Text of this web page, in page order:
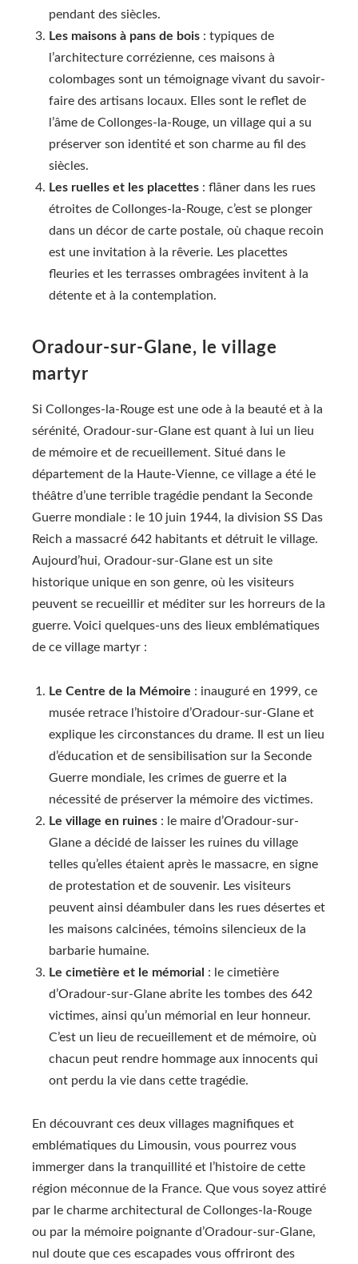
pendant des siècles.
Les maisons à pans de bois : typiques de
l’architecture corrézienne, ces maisons à
colombages sont un témoignage vivant du savoir-
faire des artisans locaux. Elles sont le reflet de
l’âme de Collonges-la-Rouge, un village qui a su
préserver son identité et son charme au fil des
siècles.
Les ruelles et les placettes : flâner dans les rues
étroites de Collonges-la-Rouge, c’est se plonger
dans un décor de carte postale, où chaque recoin
est une invitation à la rêverie. Les placettes
fleuries et les terrasses ombragées invitent à la
détente et à la contemplation.
Oradour-sur-Glane, le village
martyr
Si Collonges-la-Rouge est une ode à la beauté et à la
sérénité, Oradour-sur-Glane est quant à lui un lieu
de mémoire et de recueillement. Situé dans le
département de la Haute-Vienne, ce village a été le
théâtre d’une terrible tragédie pendant la Seconde
Guerre mondiale : le 10 juin 1944, la division SS Das
Reich a massacré 642 habitants et détruit le village.
Aujourd’hui, Oradour-sur-Glane est un site
historique unique en son genre, où les visiteurs
peuvent se recueillir et méditer sur les horreurs de la
guerre. Voici quelques-uns des lieux emblématiques
de ce village martyr :
Le Centre de la Mémoire : inauguré en 1999, ce
musée retrace l’histoire d’Oradour-sur-Glane et
explique les circonstances du drame. Il est un lieu
d’éducation et de sensibilisation sur la Seconde
Guerre mondiale, les crimes de guerre et la
nécessité de préserver la mémoire des victimes.
Le village en ruines : le maire d’Oradour-sur-
Glane a décidé de laisser les ruines du village
telles qu’elles étaient après le massacre, en signe
de protestation et de souvenir. Les visiteurs
peuvent ainsi déambuler dans les rues désertes et
les maisons calcinées, témoins silencieux de la
barbarie humaine.
Le cimetière et le mémorial : le cimetière
d’Oradour-sur-Glane abrite les tombes des 642
victimes, ainsi qu’un mémorial en leur honneur.
C’est un lieu de recueillement et de mémoire, où
chacun peut rendre hommage aux innocents qui
ont perdu la vie dans cette tragédie.
En découvrant ces deux villages magnifiques et
emblématiques du Limousin, vous pourrez vous
immerger dans la tranquillité et l’histoire de cette
région méconnue de la France. Que vous soyez attiré
par le charme architectural de Collonges-la-Rouge
ou par la mémoire poignante d’Oradour-sur-Glane,
nul doute que ces escapades vous offriront des